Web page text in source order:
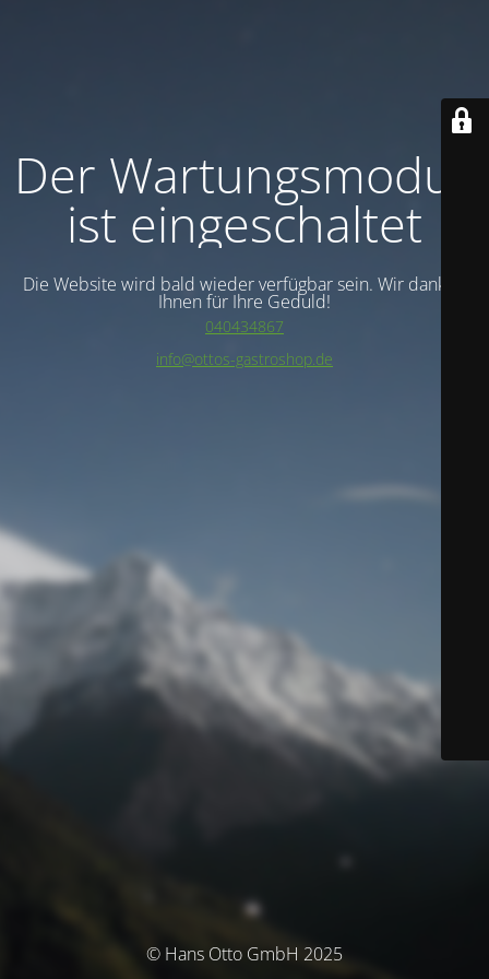
Der Wartungsmodus
ist eingeschaltet
Die Website wird bald wieder verfügbar sein. Wir danken
Ihnen für Ihre Geduld!
040434867
info@ottos-gastroshop.de
© Hans Otto GmbH 2025